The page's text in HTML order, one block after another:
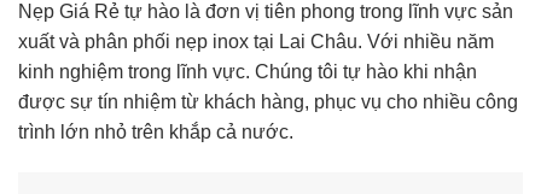
Nẹp Giá Rẻ tự hào là đơn vị tiên phong trong lĩnh vực sản
xuất và phân phối nẹp inox tại Lai Châu. Với nhiều năm
kinh nghiệm trong lĩnh vực. Chúng tôi tự hào khi nhận
được sự tín nhiệm từ khách hàng, phục vụ cho nhiều công
trình lớn nhỏ trên khắp cả nước.